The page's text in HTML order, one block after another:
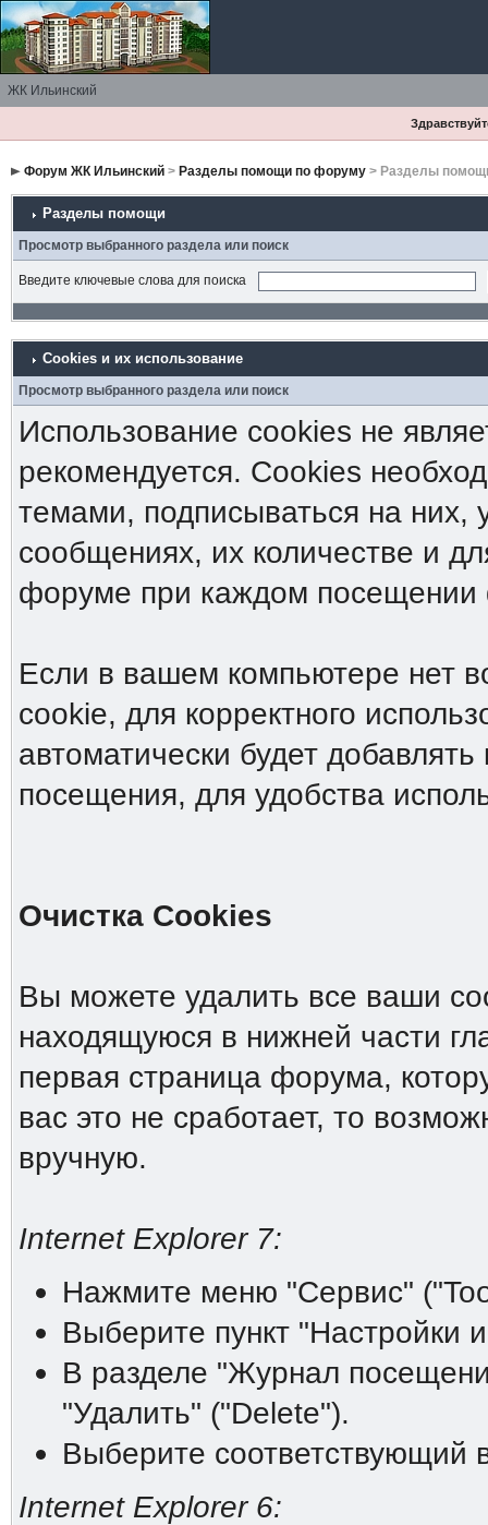
ЖК Ильинский
Форум ЖК Ильинский> Разделы помощи по форуму> Разделы
Разделы помощи
Просмотр выбранного раздела или поиск
Введите ключевые слова для поиска
Cookies и их использование
Просмотр выбранного раздела или поиск
Использование cookies не
рекомендуется. Cookies
темами, подписываться на них,
сообщениях, их количестве и
форуме при каждом
Если в вашем компьютере нет
cookie, для корректного
автоматически будет
посещения, для удобства
Очистка Cookies
Вы можете удалить все ваши
находящуюся в нижней части
первая страница форума,
вас это не сработает, то
вручную.
Internet Explorer 7:
Нажмите меню "Сервис"
Выберите пункт "Настройки
В разделе "Журнал
"Удалить" ("Delete").
Выберите соответствующий
Internet Explorer 6: